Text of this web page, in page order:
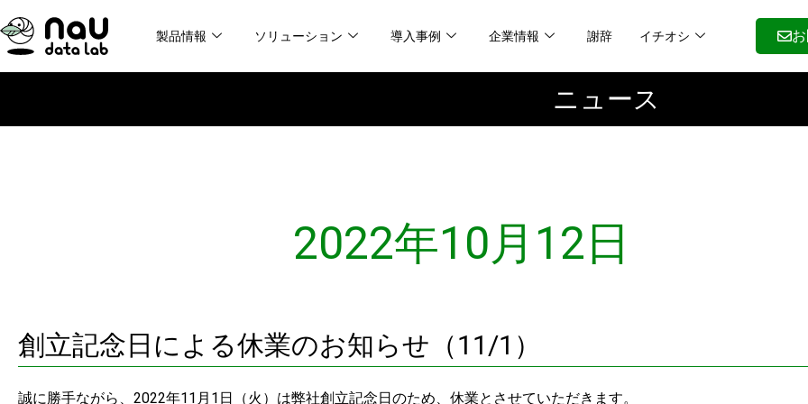
容
製品情報 ソリューション 導入事例 企業情報 謝辞 イチオシ
ニュース
2022年10月12日
創立記念日による休業のお知らせ（11/1）
誠に勝手ながら、2022年11月1日（火）は弊社創立記念日のため、休業とさせていただきます。